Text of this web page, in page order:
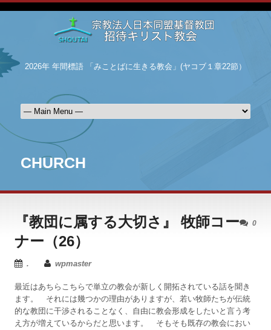
2026年 年間標語 「みことばに生きる教会」(ヤコブ１章22節）
CHURCH
0
『教団に属する大切さ』 牧師コー
ナー（26）
. wpmaster
最近はあちらこちらで単立の教会が新しく開拓されている話を聞き
ます。 それには幾つかの理由がありますが、若い牧師たちが伝統
的な教団に干渉されることなく、自由に教会形成をしたいと言う考
え方が増えているからだと思います。 そもそも既存の教会におい